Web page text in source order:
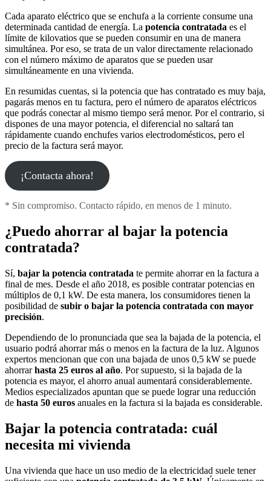
Cada aparato eléctrico que se enchufa a la corriente consume una
determinada cantidad de energía. La potencia contratada es el
límite de kilovatios que se pueden consumir en una de manera
simultánea. Por eso, se trata de un valor directamente relacionado
con el número máximo de aparatos que se pueden usar
simultáneamente en una vivienda.
En resumidas cuentas, si la potencia que has contratado es muy baja,
pagarás menos en tu factura, pero el número de aparatos eléctricos
que podrás conectar al mismo tiempo será menor. Por el contrario, si
dispones de una mayor potencia, el diferencial no saltará tan
rápidamente cuando enchufes varios electrodomésticos, pero el
precio de la factura será mayor.
¡Contacta ahora!
* Sin compromiso. Contacto rápido, en menos de 1 minuto.
¿Puedo ahorrar al bajar la potencia
contratada?
Sí, bajar la potencia contratada te permite ahorrar en la factura a
final de mes. Desde el año 2018, es posible contratar potencias en
múltiplos de 0,1 kW. De esta manera, los consumidores tienen la
posibilidad de subir o bajar la potencia contratada con mayor
precisión.
Dependiendo de lo pronunciada que sea la bajada de la potencia, el
usuario podrá ahorrar más o menos en la factura de la luz. Algunos
expertos mencionan que con una bajada de unos 0,5 kW se puede
ahorrarhasta 25 euros al año. Por supuesto, si la bajada de la
potencia es mayor, el ahorro anual aumentará considerablemente.
Medios especializados apuntan que se puede lograr una reducción
de hasta 50 euros anuales en la factura si la bajada es considerable.
Bajar la potencia contratada: cuál
necesita mi vivienda
Una vivienda que hace un uso medio de la electricidad suele tener